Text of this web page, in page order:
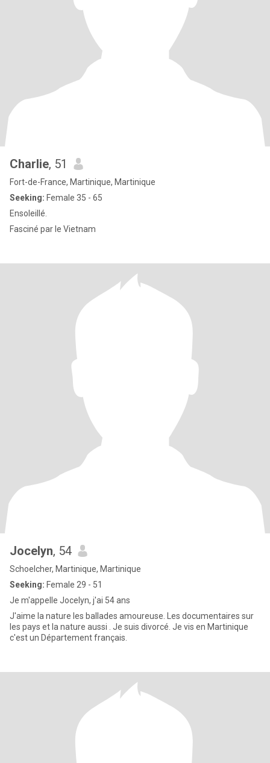
Charlie, 51
Fort-de-France, Martinique, Martinique
Seeking: Female 35 - 65
Ensoleillé.
Fasciné par le Vietnam
Jocelyn, 54
Schoelcher, Martinique, Martinique
Seeking: Female 29 - 51
Je m'appelle Jocelyn, j'ai 54 ans
J'aime la nature les ballades amoureuse. Les documentaires sur
les pays et la nature aussi . Je suis divorcé. Je vis en Martinique
c'est un Département français.